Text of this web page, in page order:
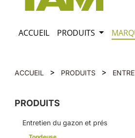
ACCUEIL PRODUITS
ACCUEIL > PRODUITS >
PRODUITS
Entretien du gazon et prés